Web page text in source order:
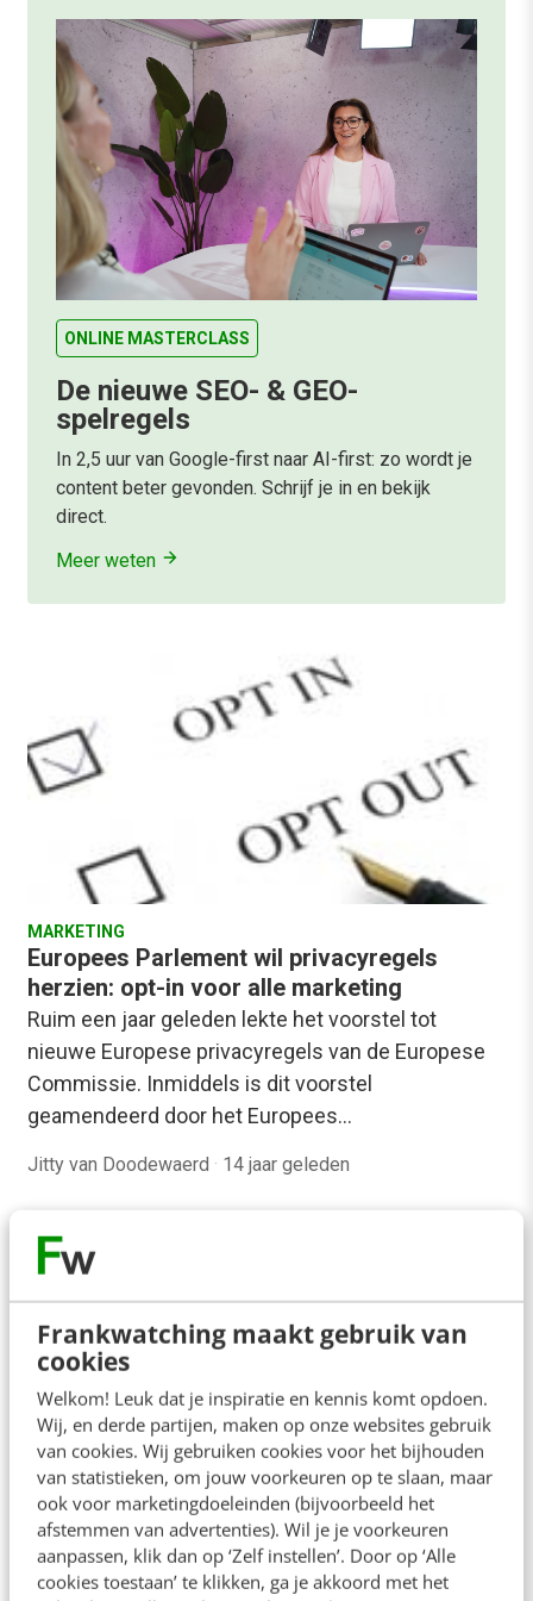
Frankwatching maakt gebruik van
cookies
Welkom! Leuk dat je inspiratie en kennis komt opdoen.
Wij, en derde partijen, maken op onze websites gebruik
van cookies. Wij gebruiken cookies voor het bijhouden
van statistieken, om jouw voorkeuren op te slaan, maar
ook voor marketingdoeleinden (bijvoorbeeld het
afstemmen van advertenties). Wil je je voorkeuren
aanpassen, klik dan op ‘Zelf instellen’. Door op ‘Alle
cookies toestaan’ te klikken, ga je akkoord met het
ONLINE MASTERCLASS
De nieuwe SEO- & GEO-
spelregels
In 2,5 uur van Google-first naar AI-first: zo wordt je
content beter gevonden. Schrijf je in en bekijk
direct.
Meer weten
MARKETING
Europees Parlement wil privacyregels
herzien: opt-in voor alle marketing
Ruim een jaar geleden lekte het voorstel tot
nieuwe Europese privacyregels van de Europese
Commissie. Inmiddels is dit voorstel
geamendeerd door het Europees…
Jitty van Doodewaerd · 14 jaar geleden
MARKETING
Innovation Convention ’11: Europa moet
innoveren, maar hoe?
Iedereen heeft de mond vol over dat we moeten